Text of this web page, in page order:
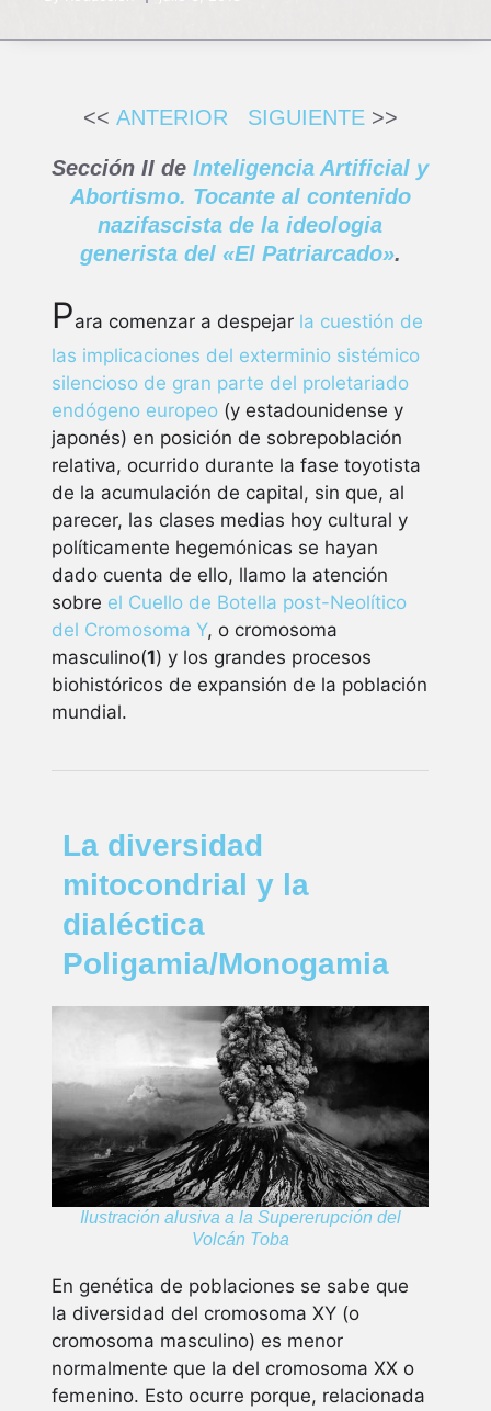
<< ANTERIOR SIGUIENTE>>
Sección II de Inteligencia Artificial y
Abortismo. Tocante al contenido
nazifascista de la ideologia
generista del «El Patriarcado».
Para comenzar a despejar la cuestión de
las implicaciones del exterminio sistémico
silencioso de gran parte del proletariado
endógeno europeo (y estadounidense y
japonés) en posición de sobrepoblación
relativa, ocurrido durante la fase toyotista
de la acumulación de capital, sin que, al
parecer, las clases medias hoy cultural y
políticamente hegemónicas se hayan
dado cuenta de ello, llamo la atención
sobre el Cuello de Botella post-Neolítico
del Cromosoma Y, o cromosoma
masculino(1) y los grandes procesos
biohistóricos de expansión de la población
mundial.
La diversidad
mitocondrial y la
dialéctica
Poligamia/Monogamia
Ilustración alusiva a la Supererupción del
Volcán Toba
En genética de poblaciones se sabe que
la diversidad del cromosoma XY (o
cromosoma masculino) es menor
normalmente que la del cromosoma XX o
femenino. Esto ocurre porque, relacionada